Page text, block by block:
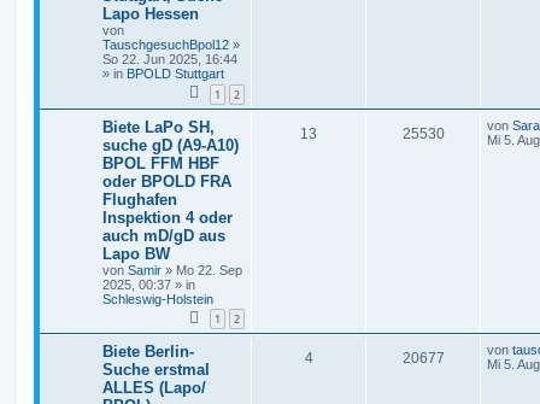
Lapo Hessen
von
TauschgesuchBpol12 »
So 22. Jun 2025, 16:44
» in BPOLD Stuttgart
1 2
Biete LaPo SH,
suche gD (A9-A10)
BPOL FFM HBF
oder BPOLD FRA
Flughafen
Inspektion 4 oder
auch mD/gD aus
Lapo BW
von Samir » Mo 22. Sep
2025, 00:37 » in
Schleswig-Holstein
1 2
13 25530 von
Mi 5.
Biete Berlin-
Suche erstmal
ALLES (Lapo/
4 20677 von
Mi 5.